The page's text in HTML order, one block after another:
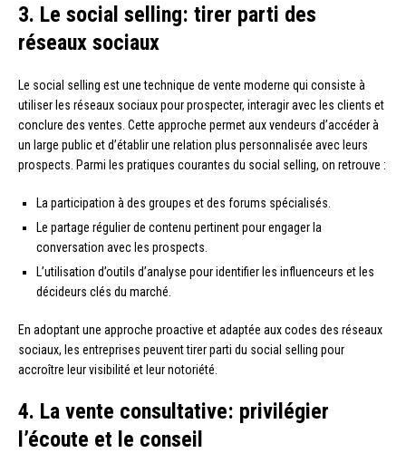
3. Le social selling: tirer parti des
réseaux sociaux
Le social selling est une technique de vente moderne qui consiste à
utiliser les réseaux sociaux pour prospecter, interagir avec les clients et
conclure des ventes. Cette approche permet aux vendeurs d’accéder à
un large public et d’établir une relation plus personnalisée avec leurs
prospects. Parmi les pratiques courantes du social selling, on retrouve :
La participation à des groupes et des forums spécialisés.
Le partage régulier de contenu pertinent pour engager la
conversation avec les prospects.
L’utilisation d’outils d’analyse pour identifier les influenceurs et les
décideurs clés du marché.
En adoptant une approche proactive et adaptée aux codes des réseaux
sociaux, les entreprises peuvent tirer parti du social selling pour
accroître leur visibilité et leur notoriété.
4. La vente consultative: privilégier
l’écoute et le conseil